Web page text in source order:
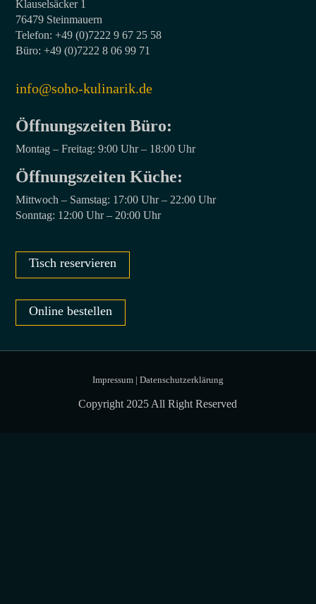
Klauselsäcker 1
76479 Steinmauern
Telefon: +49 (0)7222 9 67 25 58
Büro: +49 (0)7222 8 06 99 71
info@soho-kulinarik.de
Öffnungszeiten Büro:⁣
Montag – Freitag: 9:00 Uhr – 18:00 Uhr
Öffnungszeiten Küche:
Mittwoch – Samstag: 17:00 Uhr – 22:00 Uhr
Sonntag: 12:00 Uhr – 20:00 Uhr
Tisch reservieren
Online bestellen
Impressum| Datenschutzerklärung
Copyright 2025 All Right Reserved